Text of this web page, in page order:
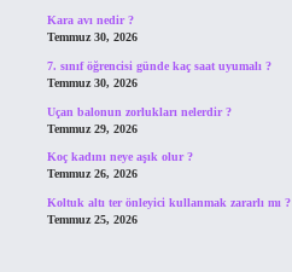
Kara avı nedir ?
Temmuz 30, 2026
7. sınıf öğrencisi günde kaç saat uyumalı ?
Temmuz 30, 2026
Uçan balonun zorlukları nelerdir ?
Temmuz 29, 2026
Koç kadını neye aşık olur ?
Temmuz 26, 2026
Koltuk altı ter önleyici kullanmak zararlı mı ?
Temmuz 25, 2026